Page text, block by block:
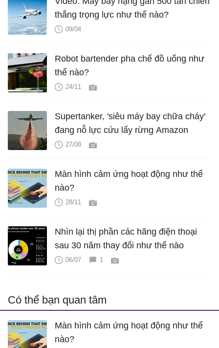
thắng trọng lực như thế nào?
09/04
Robot bartender pha chế đồ uống như
thế nào?
24/11
Supertanker, 'siêu máy bay chữa cháy'
đang nỗ lực cứu lấy rừng Amazon
27/08
Màn hình cảm ứng hoạt động như thế
nào?
28/11
Nhìn lại thị phần các hãng điện thoại
sau 30 năm thay đổi như thế nào
06/07 1
Có thể bạn quan tâm
Màn hình cảm ứng hoạt động như thế
nào?